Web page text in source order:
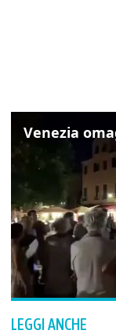
LEGGI ANCHE